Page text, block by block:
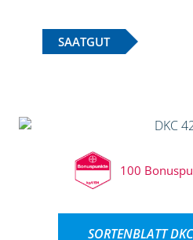
SAATGUT
100
SORTENBLATT